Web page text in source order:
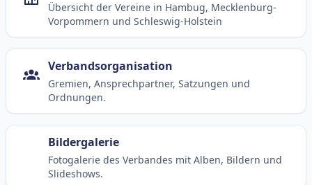
Übersicht der Vereine in Hambug, Mecklenburg-
Vorpommern und Schleswig-Holstein
Verbandsorganisation
Gremien, Ansprechpartner, Satzungen und
Ordnungen.
Bildergalerie
Fotogalerie des Verbandes mit Alben, Bildern und
Slideshows.